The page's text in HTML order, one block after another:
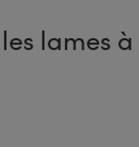
lames à